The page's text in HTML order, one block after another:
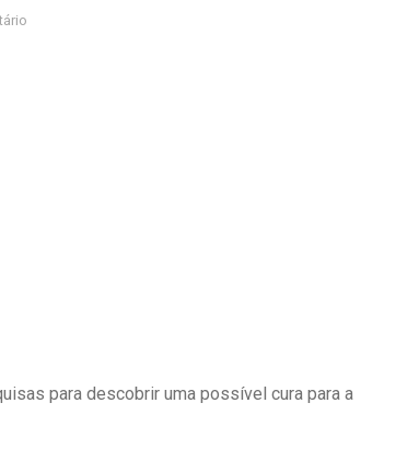
para descobrir uma possível cura para a